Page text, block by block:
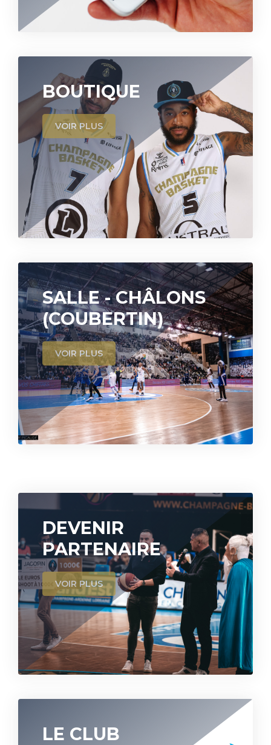
BOUTIQUE
VOIR PLUS
SALLE - CHÂLONS
(COUBERTIN)
VOIR PLUS
DEVENIR
PARTENAIRE
VOIR PLUS
LE CLUB